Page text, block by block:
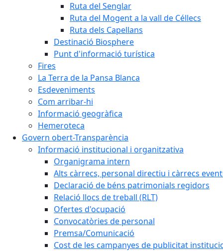
Ruta del Senglar
Ruta del Mogent a la vall de Céllecs
Ruta dels Capellans
Destinació Biosphere
Punt d'informació turística
Fires
La Terra de la Pansa Blanca
Esdeveniments
Com arribar-hi
Informació geogràfica
Hemeroteca
Govern obert-Transparència
Informació institucional i organitzativa
Organigrama intern
Alts càrrecs, personal directiu i càrrecs
Declaració de béns patrimonials regidors
Relació llocs de treball (RLT)
Ofertes d'ocupació
Convocatòries de personal
Premsa/Comunicació
Cost de les campanyes de publicitat